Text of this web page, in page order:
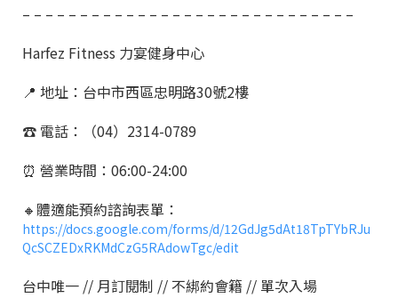
– – – – – – – – – – – – – – – – – – – – – – – – – – – – –
Harfez Fitness 力宴健身中心
📍 地址：台中市西區忠明路30號2樓
☎️ 電話：（04）2314-0789
⏰ 營業時間：06:00-24:00
🔸體適能預約諮詢表單：
https://docs.google.com/forms/d/12GdJg5dAt18TpTYbRJu
QcSCZEDxRKMdCzG5RAdowTgc/edit
台中唯一 // 月訂閱制 // 不綁約會籍 // 單次入場